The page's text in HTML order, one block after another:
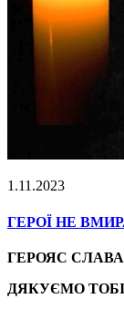
1.11.2023
ГЕРОЇ НЕ
ГЕРОЯС
ДЯКУЄМО